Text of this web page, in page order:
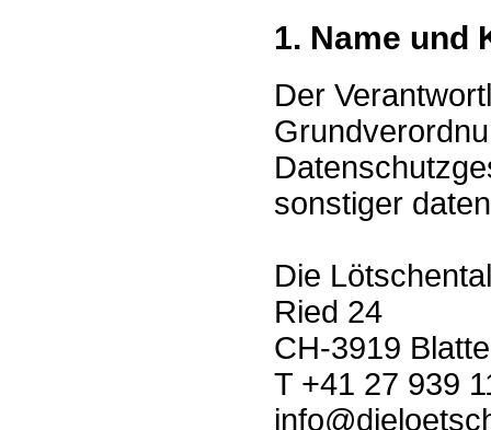
1. Name und
Der
sonstiger
Die
Ried 24
CH-3919
T +41 27 939